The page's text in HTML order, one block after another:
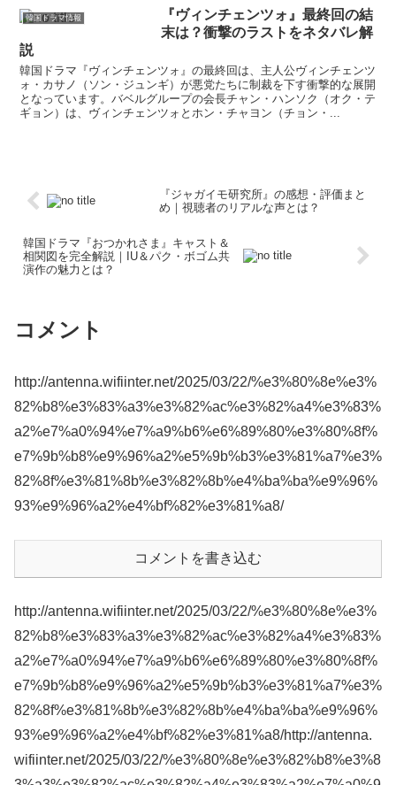
韓国ドラマ情報
『ヴィンチェンツォ』最終回の結
末は？衝撃のラストをネタバレ解
説
韓国ドラマ『ヴィンチェンツォ』の最終回は、主人公ヴィンチェンツ
ォ・カサノ（ソン・ジュンギ）が悪党たちに制裁を下す衝撃的な展開
となっています。バベルグループの会長チャン・ハンソク（オク・テ
ギョン）は、ヴィンチェンツォとホン・チャヨン（チョン・...
『ジャガイモ研究所』の感想・評価まと
め｜視聴者のリアルな声とは？
韓国ドラマ『おつかれさま』キャスト＆
相関図を完全解説｜IU＆パク・ボゴム共
演作の魅力とは？
コメント
http://antenna.wifiinter.net/2025/03/22/%e3%80%8e%e3%
82%b8%e3%83%a3%e3%82%ac%e3%82%a4%e3%83%
a2%e7%a0%94%e7%a9%b6%e6%89%80%e3%80%8f%
e7%9b%b8%e9%96%a2%e5%9b%b3%e3%81%a7%e3%
82%8f%e3%81%8b%e3%82%8b%e4%ba%ba%e9%96%
93%e9%96%a2%e4%bf%82%e3%81%a8/
コメントを書き込む
http://antenna.wifiinter.net/2025/03/22/%e3%80%8e%e3%
82%b8%e3%83%a3%e3%82%ac%e3%82%a4%e3%83%
a2%e7%a0%94%e7%a9%b6%e6%89%80%e3%80%8f%
e7%9b%b8%e9%96%a2%e5%9b%b3%e3%81%a7%e3%
82%8f%e3%81%8b%e3%82%8b%e4%ba%ba%e9%96%
93%e9%96%a2%e4%bf%82%e3%81%a8/http://antenna.
wifiinter.net/2025/03/22/%e3%80%8e%e3%82%b8%e3%8